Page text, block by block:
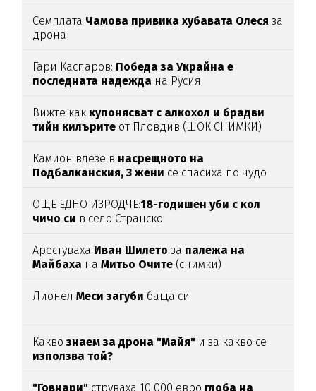
Семплата Чамова привика хубавата Олеся за
дрона
Гари Каспаров: Победа за Украйна е
последната надежда на Русия
Вижте как купонясват с алкохол и брадви
тийн килърите от Пловдив (ШОК СНИМКИ)
Камион влезе в насрещното на
Подбалканския, 3 жени се спасиха по чудо
ОЩЕ ЕДНО ИЗРОДЧЕ:18-годишен уби с кол
чичо си в село Странско
Арестуваха Иван Шилетоза палежа на
Майбаха наМитьо Очите (снимки)
Лионел Меси загуби баща си
Каквознаем за дрона "Майя" и за какво се
използва той?
"Говнари" струваха 10 000 евро глоба на